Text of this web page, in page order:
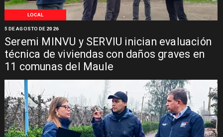
LOCAL
Seremi MINVU y SERVIU inician evaluación
técnica de viviendas con daños graves en
11 comunas del Maule
5 DE AGOSTO DE 2026